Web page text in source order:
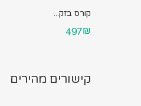
קורס בזק...
497₪
קישורים מהירים